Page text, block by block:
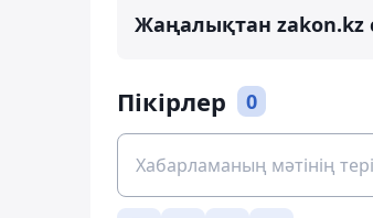
Жаңалықтан zakon.kz
Пікірлер 0